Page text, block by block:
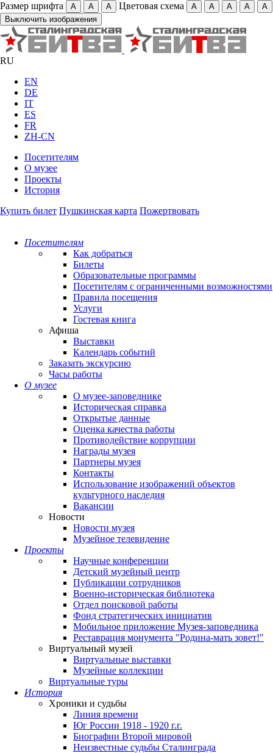
Размер шрифта А А А Цветовая схема А А А А
А
Выключить изображения
RU
EN
DE
IT
ES
FR
ZH-CN
Посетителям
О музее
Проекты
История
Купить билет Пушкинская карта Пожертвовать
Посетителям
Как добраться
Билеты
Образовательные программы
Посетителям с ограниченными возможностями
Правила посещения
Услуги
Гостевая книга
Афиша
Выставки
Календарь событий
Заказать экскурсию
Часы работы
О музее
О музее-заповеднике
Историческая справка
Открытые данные
Оценка качества работы
Противодействие коррупции
Награды музея
Партнеры музея
Контакты
Использование изображений объектов
культурного наследия
Вакансии
Новости
Новости музея
Музейное телевидение
Проекты
Научные конференции
Детский музейный центр
Публикации сотрудников
Военно-историческая библиотека
Отдел поисковой работы
Фонд стратегических инициатив
Мобильное приложение Музея-заповедника
Реставрация монумента "Родина-мать зовет!"
Виртуальный музей
Виртуальные выставки
Музейные коллекции
Виртуальные туры
История
Хроники и судьбы
Линия времени
Юг России 1918 - 1920 г.г.
Биографии Второй мировой
Неизвестные судьбы Сталинграда